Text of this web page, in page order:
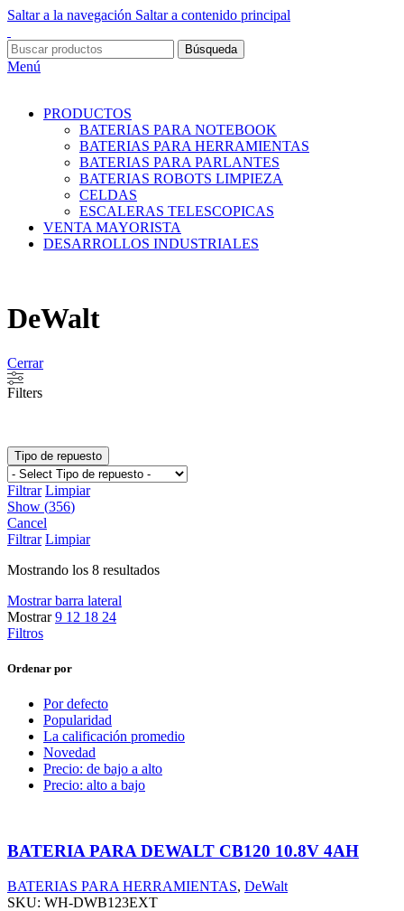
Saltar a la navegación Saltar a contenido principal
Búsqueda
Menú
PRODUCTOS
BATERIAS PARA NOTEBOOK
BATERIAS PARA HERRAMIENTAS
BATERIAS PARA PARLANTES
BATERIAS ROBOTS LIMPIEZA
CELDAS
ESCALERAS TELESCOPICAS
VENTA MAYORISTA
DESARROLLOS INDUSTRIALES
DeWalt
Cerrar
Filters
Tipo de repuesto
Filtrar Limpiar
Show (356)
Cancel
Filtrar Limpiar
Mostrando los 8 resultados
Mostrar barra lateral
Mostrar9 12 18 24
Filtros
Ordenar por
Por defecto
Popularidad
La calificación promedio
Novedad
Precio: de bajo a alto
Precio: alto a bajo
BATERIA PARA DEWALT CB120 10.8V 4AH
BATERIAS PARA HERRAMIENTAS, DeWalt
SKU: WH-DWB123EXT